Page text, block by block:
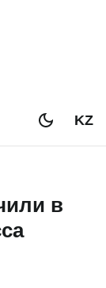
KZ
в